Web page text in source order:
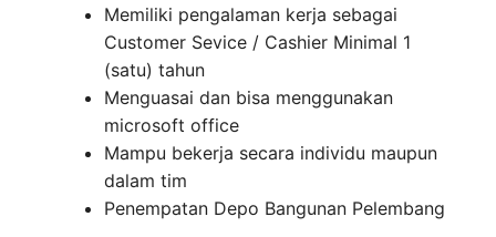
Memiliki pengalaman kerja sebagai
Customer Sevice / Cashier Minimal 1
(satu) tahun
Menguasai dan bisa menggunakan
microsoft office
Mampu bekerja secara individu maupun
dalam tim
Penempatan Depo Bangunan Pelembang